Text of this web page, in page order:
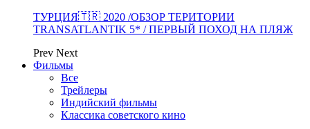
ТУРЦИЯ🇹🇷 2020 /ОБЗОР ТЕРИТОРИИ
TRANSATLANTIK 5* / ПЕРВЫЙ ПОХОД НА ПЛЯЖ
Prev Next
Фильмы
Все
Трейлеры
Индийский фильмы
Классика советского кино